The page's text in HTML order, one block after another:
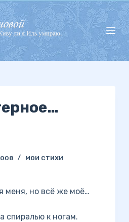
МОИ СТИХИ
меня, но всё же моё…
спиралью к ногам.